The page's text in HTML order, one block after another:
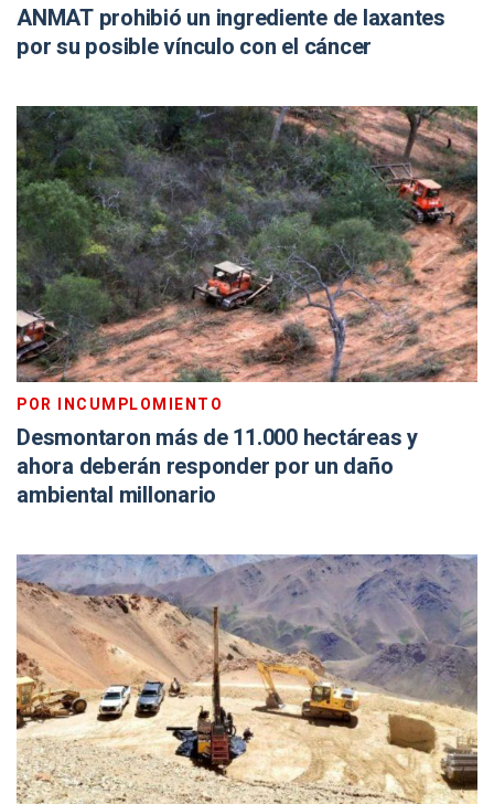
ANMAT prohibió un ingrediente de laxantes
por su posible vínculo con el cáncer
POR INCUMPLOMIENTO
Desmontaron más de 11.000 hectáreas y
ahora deberán responder por un daño
ambiental millonario